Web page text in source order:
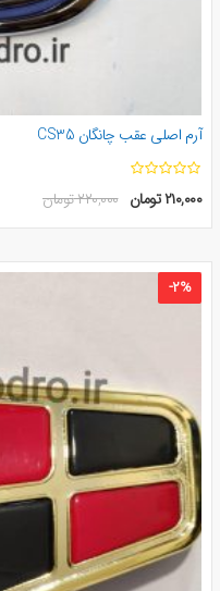
آرم اصلی عقب چانگان CS35
۲۲۰,۰۰۰تومان ۲۱۰,۰۰۰تومان
-۲%